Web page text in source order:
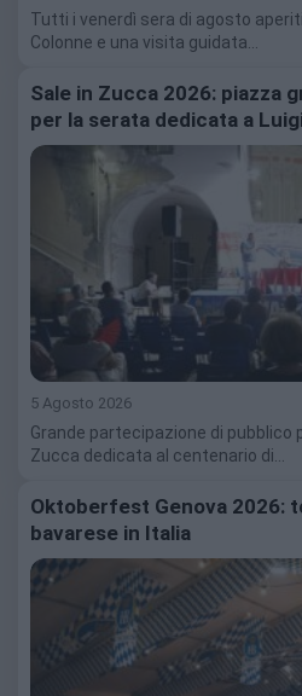
Tutti i venerdì sera di agosto
Colonne e una visita guidata…
Sale in Zucca 2026: piazza
per la serata dedicata a
5 Agosto 2026
Grande partecipazione di pubblico
Zucca dedicata al centenario di…
Oktoberfest Genova 2026:
bavarese in Italia